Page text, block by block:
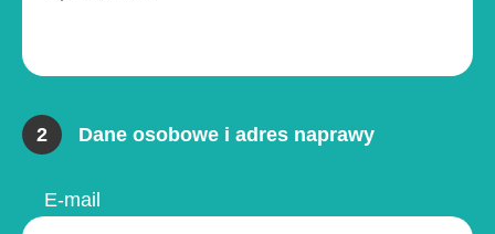
2 Dane osobowe i adres naprawy
E-mail